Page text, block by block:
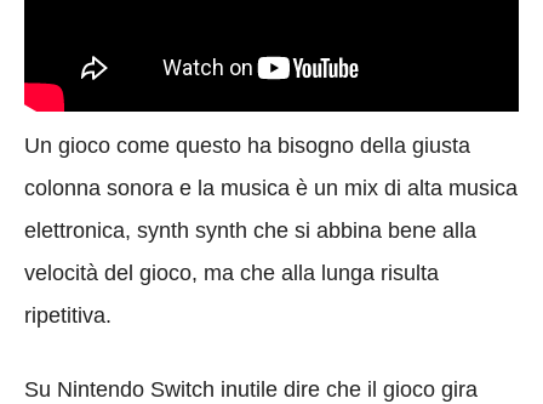
Un gioco come questo ha bisogno della giusta
colonna sonora e la musica è un mix di alta musica
elettronica, synth synth che si abbina bene alla
velocità del gioco, ma che alla lunga risulta
ripetitiva.
Su Nintendo Switch inutile dire che il gioco gira